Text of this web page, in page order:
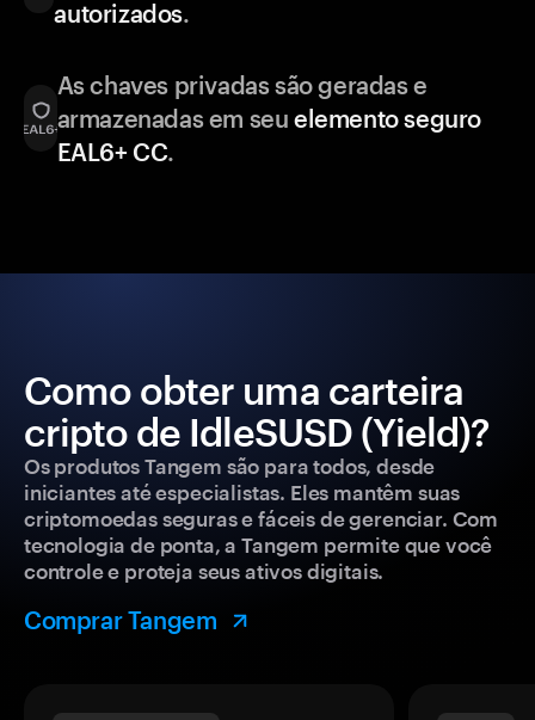
autorizados.
As chaves privadas são geradas e
armazenadas em seu elemento seguro
EAL6+ CC.
Como obter uma carteira
cripto de IdleSUSD (Yield)?
Os produtos Tangem são para todos, desde
iniciantes até especialistas. Eles mantêm suas
criptomoedas seguras e fáceis de gerenciar. Com
tecnologia de ponta, a Tangem permite que você
controle e proteja seus ativos digitais.
Comprar Tangem